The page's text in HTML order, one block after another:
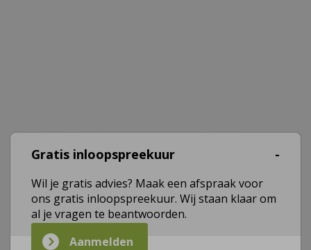
Gratis inloopspreekuur
Wil je gratis advies? Maak een afspraak voor
ons gratis inloopspreekuur. Wij staan klaar om
al je vragen te beantwoorden.
Aanmelden